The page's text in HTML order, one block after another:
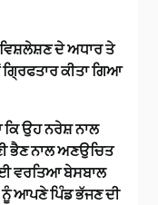
ਵਿਸ਼ਲੇਸ਼ਣ ਦੇ ਅਧਾਰ ਤੇ
ਕੀਤਾ ਗਿਆ
ਉਹ ਨਰੇਸ਼ ਨਾਲ
ਭੈਣ ਨਾਲ ਅਣਉਚਿਤ
ਵਰਤਿਆ ਬੇਸਬਾਲ
ਨੂੰ ਆਪਣੇ ਪਿੰਡ ਭੱਜਣ ਦੀ